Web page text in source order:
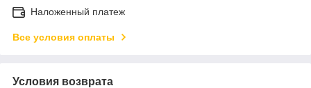
Наложенный платеж
Все условия оплаты
Условия возврата